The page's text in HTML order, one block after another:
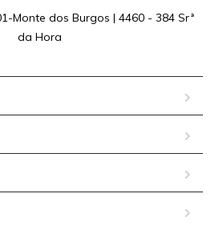
Monte dos Burgos | 4460 - 384 Srª
da Hora